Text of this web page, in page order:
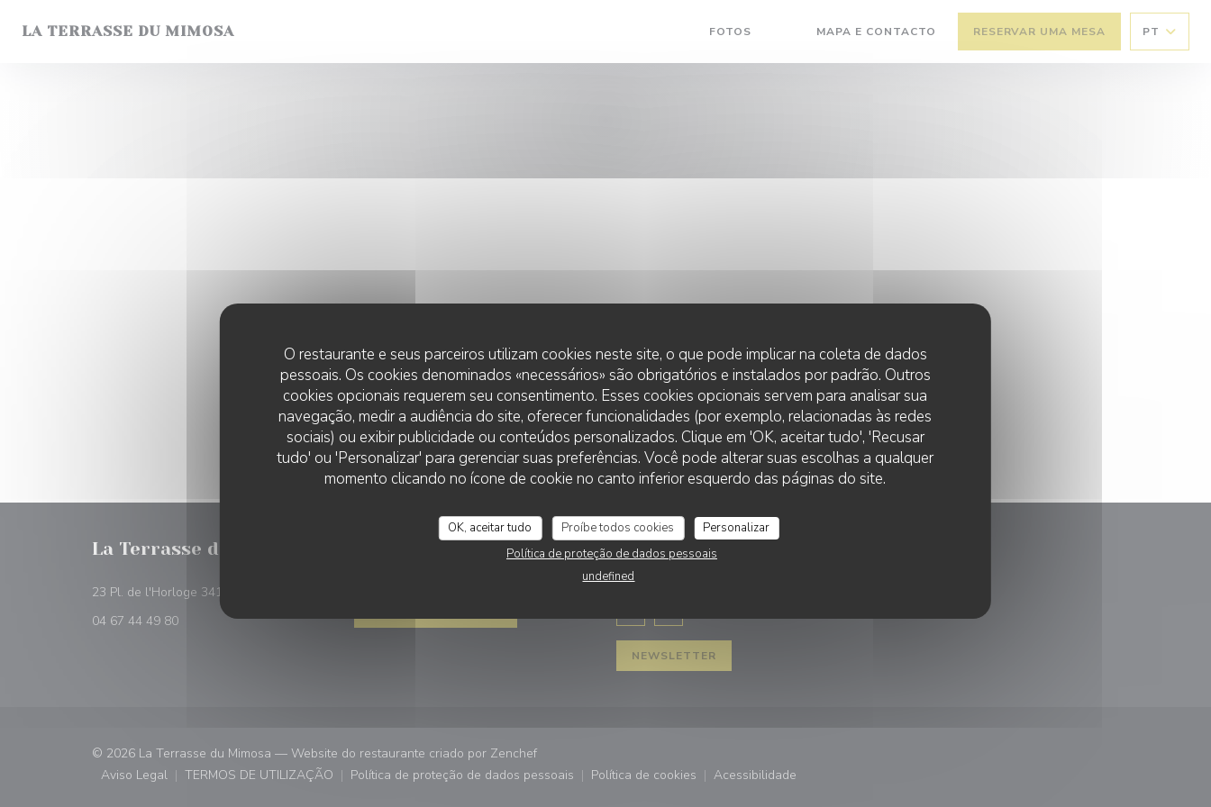
O restaurante e seus parceiros utilizam cookies neste site, o que pode implicar na coleta de dados
pessoais. Os cookies denominados «necessários» são obrigatórios e instalados por padrão. Outros
cookies opcionais requerem seu consentimento. Esses cookies opcionais servem para analisar sua
navegação, medir a audiência do site, oferecer funcionalidades (por exemplo, relacionadas às redes
sociais) ou exibir publicidade ou conteúdos personalizados. Clique em 'OK, aceitar tudo', 'Recusar
tudo' ou 'Personalizar' para gerenciar suas preferências. Você pode alterar suas escolhas a qualquer
momento clicando no ícone de cookie no canto inferior esquerdo das páginas do site.
OK, aceitar tudo Proíbe todos cookies
Personalizar
Política de proteção de dados pessoais
undefined
LA TERRASSE DU MIMOSA FOTOS MAPA E CONTACTO RESERVAR UMA MESA PT
La Terrasse du Mimosa
23 Pl. de l'Horloge 34150 Montpeyroux
04 67 44 49 80
SIGA-NOS
Facebook ((abre numa nova janela))
Instagram ((abre numa nova janela))
NEWSLETTER
© 2026 La Terrasse du Mimosa — Website do restaurante criado por Zenchef((abre numa nova janela))
Aviso Legal
((abre numa nova janela))
TERMOS DE UTILIZAÇÃO
((abre numa nova janela))
Política de proteção de dados pessoais
((abre numa nova janela))
Política de cookies
((abre numa nova janela))
Acessibilidade
((abre numa nova janela))
LA TERRASSE DU MIMOSA